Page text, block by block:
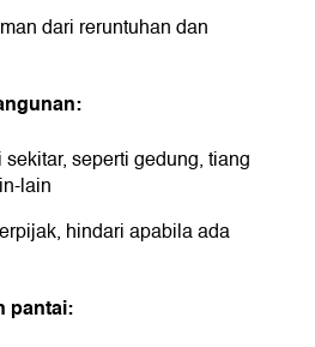
dari reruntuhan dan
seperti gedung, tiang
lain
hindari apabila ada
pantai: